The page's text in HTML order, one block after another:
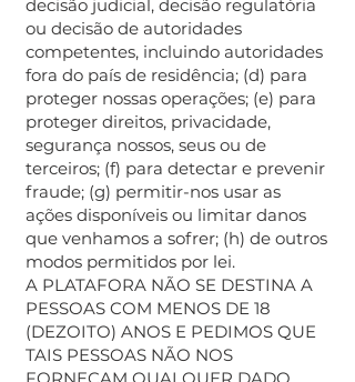
decisão judicial, decisão regulatória
ou decisão de autoridades
competentes, incluindo autoridades
fora do país de residência; (d) para
proteger nossas operações; (e) para
proteger direitos, privacidade,
segurança nossos, seus ou de
terceiros; (f) para detectar e prevenir
fraude; (g) permitir-nos usar as
ações disponíveis ou limitar danos
que venhamos a sofrer; (h) de outros
modos permitidos por lei.
A PLATAFORA NÃO SE DESTINA A
PESSOAS COM MENOS DE 18
(DEZOITO) ANOS E PEDIMOS QUE
TAIS PESSOAS NÃO NOS